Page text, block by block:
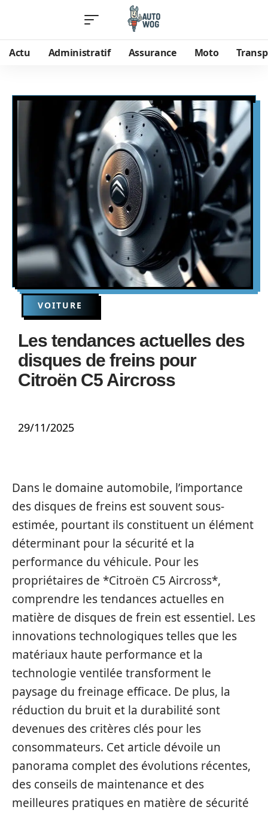
Actu Administratif Assurance Moto
VOITURE
Les tendances actuelles des
disques de freins pour
Citroën C5 Aircross
29/11/2025
Dans le domaine automobile, l’importance
des disques de freins est souvent sous-
estimée, pourtant ils constituent un élément
déterminant pour la sécurité et la
performance du véhicule. Pour les
propriétaires de *Citroën C5 Aircross*,
comprendre les tendances actuelles en
matière de disques de frein est essentiel. Les
innovations technologiques telles que les
matériaux haute performance et la
technologie ventilée transforment le
paysage du freinage efficace. De plus, la
réduction du bruit et la durabilité sont
devenues des critères clés pour les
consommateurs. Cet article dévoile un
panorama complet des évolutions récentes,
des conseils de maintenance et des
meilleures pratiques en matière de sécurité